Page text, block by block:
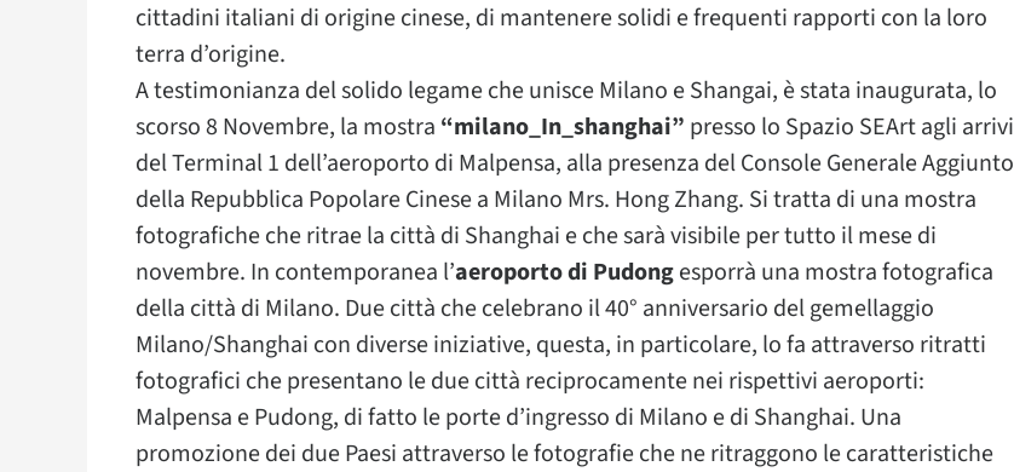
cittadini italiani di origine cinese, di mantenere solidi e frequenti rapporti con la loro
terra d’origine.
A testimonianza del solido legame che unisce Milano e Shangai, è stata inaugurata, lo
scorso 8 Novembre, la mostra “milano_In_shanghai” presso lo Spazio SEArt agli arrivi
del Terminal 1 dell’aeroporto di Malpensa, alla presenza del Console Generale Aggiunto
della Repubblica Popolare Cinese a Milano Mrs. Hong Zhang. Si tratta di una mostra
fotografiche che ritrae la città di Shanghai e che sarà visibile per tutto il mese di
novembre. In contemporanea l’aeroporto di Pudongesporrà una mostra fotografica
della città di Milano. Due città che celebrano il 40° anniversario del gemellaggio
Milano/Shanghai con diverse iniziative, questa, in particolare, lo fa attraverso ritratti
fotografici che presentano le due città reciprocamente nei rispettivi aeroporti:
Malpensa e Pudong, di fatto le porte d’ingresso di Milano e di Shanghai. Una
promozione dei due Paesi attraverso le fotografie che ne ritraggono le caratteristiche